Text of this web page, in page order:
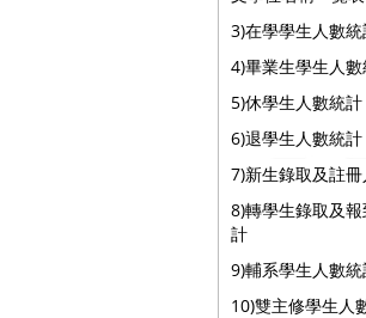
3)在學學生人數
4)畢業生學生人
5)休學生人數統計
6)退學生人數統計
7)新生錄取及註
8)轉學生錄取及
計
9)輔系學生人數
10)雙主修學生人